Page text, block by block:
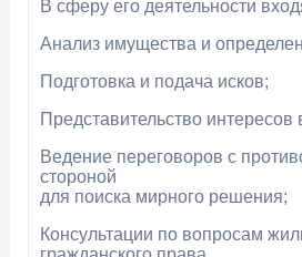
В сферу его деятельности
Анализ имущества и
Подготовка и подача исков;
Представительство интересов
Ведение переговоров с
стороной
для поиска мирного решения;
Консультации по вопросам